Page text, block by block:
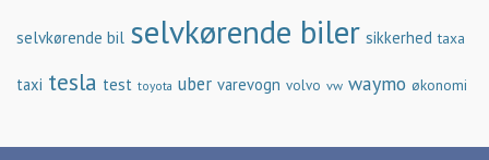
selvkørende bil selvkørende biler sikkerhed taxa
taxi tesla test toyota uber varevogn volvo vw waymo økonomi